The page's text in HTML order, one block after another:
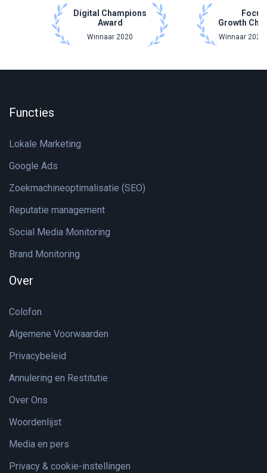
Digital Champions
Award
Winnaar 2020
Focus
Growth
Winnaar 2021
Functies
Lokale Marketing
Google Ads
Zoekmachineoptimalisatie (SEO)
Reputatie management
Social Media Monitoring
Brand Monitoring
Over
Colofon
Algemene Voorwaarden
Privacybeleid
Annulering en Restitutie
Over Ons
Woordenlijst
Media en pers
Privacy & cookie-instellingen